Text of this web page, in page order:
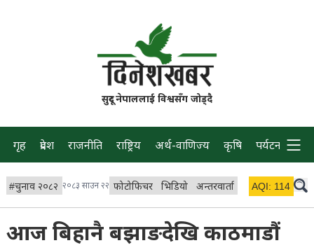
सुदूर नेपाललाई विश्वसँग जोड्दै
गृह प्रदेश राजनीति राष्ट्रिय अर्थ-वाणिज्य कृषि पर्यटन प्रवास
#चुनाव २०८२ २०८३ साउन २२ फोटोफिचर भिडियो अन्तरवार्ता विचार/ब्लग
AQI: 114
आज बिहानै बझाङदेखि काठमाडौं